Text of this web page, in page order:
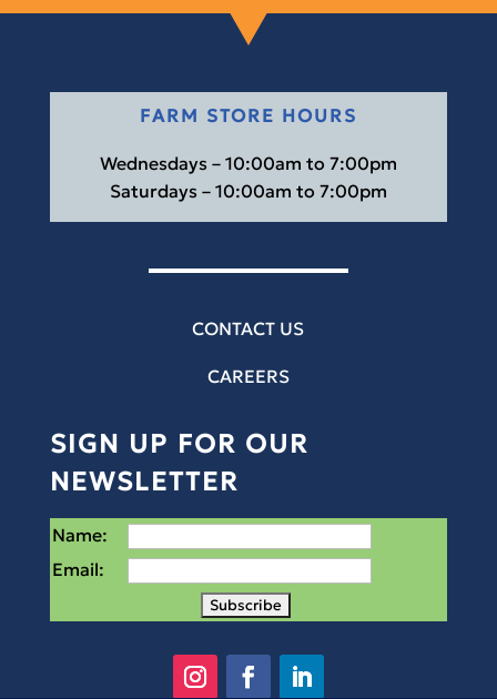
FARM STORE HOURS
Wednesdays – 10:00am to 7:00pm
Saturdays – 10:00am to 7:00pm
CONTACT US
CAREERS
SIGN UP FOR OUR
NEWSLETTER
Name:
Email: